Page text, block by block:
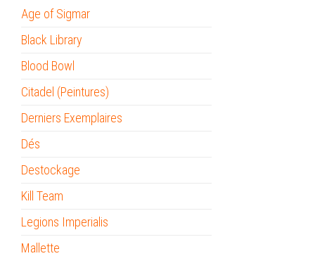
Age of Sigmar
Black Library
Blood Bowl
Citadel (Peintures)
Derniers Exemplaires
Dés
Destockage
Kill Team
Legions Imperialis
Mallette